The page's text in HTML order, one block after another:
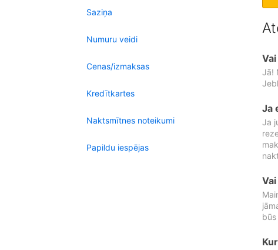
Saziņa
Numuru veidi
Cenas/izmaksas
Kredītkartes
Naktsmītnes noteikumi
Papildu iespējas
Jā!
Ja
Ja